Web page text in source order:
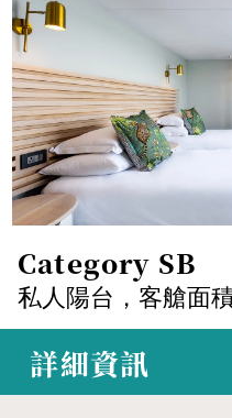
Category SB
私人陽台，客艙面
詳細資訊